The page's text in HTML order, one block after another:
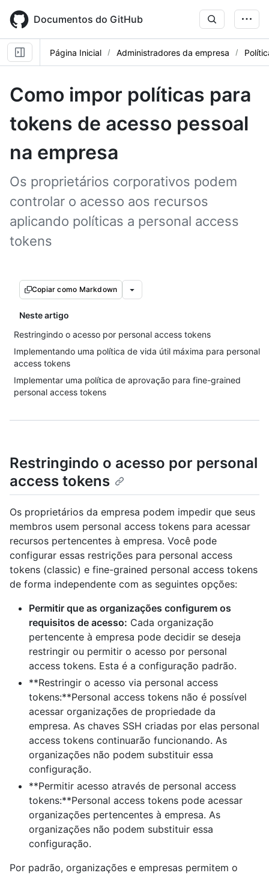
main
content
Documentos do GitHub
Página Inicial Administradores da empresa
Como impor políticas para
tokens de acesso pessoal
na empresa
Os proprietários corporativos podem
controlar o acesso aos recursos
aplicando políticas a personal access
tokens
Copiar como Markdown
Neste artigo
Restringindo o acesso por personal access tokens
Implementando uma política de vida útil máxima para personal
access tokens
Implementar uma política de aprovação para fine-grained
personal access tokens
Restringindo o acesso por personal
access tokens
Os proprietários da empresa podem impedir que seus
membros usem personal access tokens para acessar
recursos pertencentes à empresa. Você pode
configurar essas restrições para personal access
tokens (classic) e fine-grained personal access tokens
de forma independente com as seguintes opções:
Permitir que as organizações configurem os
requisitos de acesso: Cada organização
pertencente à empresa pode decidir se deseja
restringir ou permitir o acesso por personal
access tokens. Esta é a configuração padrão.
**Restringir o acesso via personal access
tokens:**Personal access tokens não é possível
acessar organizações de propriedade da
empresa. As chaves SSH criadas por elas personal
access tokens continuarão funcionando. As
organizações não podem substituir essa
configuração.
**Permitir acesso através de personal access
tokens:**Personal access tokens pode acessar
organizações pertencentes à empresa. As
organizações não podem substituir essa
configuração.
Por padrão, organizações e empresas permitem o